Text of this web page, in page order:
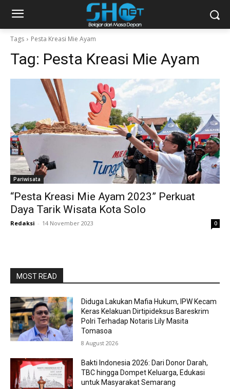
Tags Pesta Kreasi Mie Ayam
Tag: Pesta Kreasi Mie Ayam
Pariwisata
“Pesta Kreasi Mie Ayam 2023” Perkuat
Daya Tarik Wisata Kota Solo
Redaksi - 14 November 2023 0
MOST READ
Diduga Lakukan Mafia Hukum, IPW Kecam
Keras Kelakuan Dirtipideksus Bareskrim
Polri Terhadap Notaris Lily Masita
Tomasoa
8 August 2026
Bakti Indonesia 2026: Dari Donor Darah,
TBC hingga Dompet Keluarga, Edukasi
untuk Masyarakat Semarang